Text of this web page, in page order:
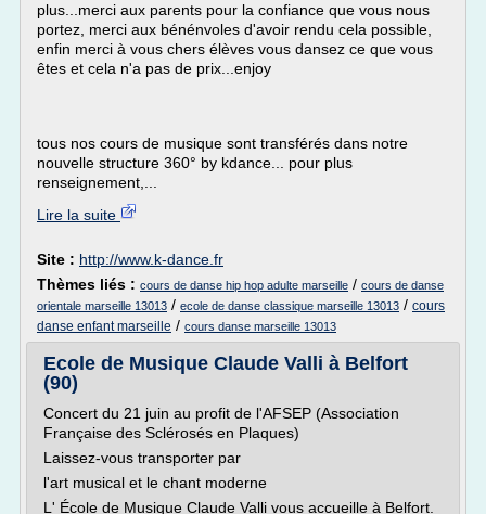
plus...merci aux parents pour la confiance que vous nous
portez, merci aux bénénvoles d'avoir rendu cela possible,
enfin merci à vous chers élèves vous dansez ce que vous
êtes et cela n'a pas de prix...enjoy
tous nos cours de musique sont transférés dans notre
nouvelle structure 360° by kdance... pour plus
renseignement,...
Lire la suite
Site : http://www.k-dance.fr
Thèmes liés : cours de danse hip hop adulte marseille / cours de danse
orientale marseille 13013 / ecole de danse classique marseille 13013 / cours
danse enfant marseille / cours danse marseille 13013
Ecole de Musique Claude Valli à Belfort
(90)
Concert du 21 juin au profit de l'AFSEP (Association
Française des Sclérosés en Plaques)
Laissez-vous transporter par
l'art musical et le chant moderne
L' École de Musique Claude Valli vous accueille à Belfort.